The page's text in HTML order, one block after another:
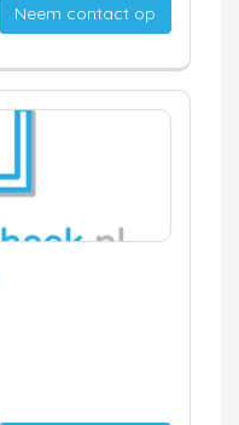
Neem contact op